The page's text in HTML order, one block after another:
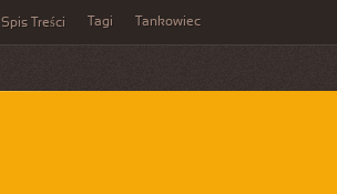
Spis Treści Tagi Tankowiec